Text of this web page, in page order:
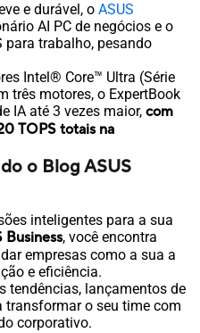
e durável, o ASUS
AI PC de negócios e o
para trabalho, pesando
Intel® Core™ Ultra (Série
três motores, o ExpertBook
IA até 3 vezes maior, com
TOPS totais na
o Blog ASUS
inteligentes para a sua
Business, você encontra
empresas como a sua a
e eficiência.
tendências, lançamentos de
transformar o seu time com
corporativo.